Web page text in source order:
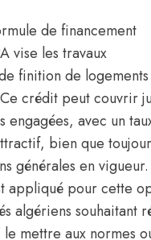
de financement
vise les travaux
finition de
crédit peut couvrir
engagées, avec un
bien que
générales en vigueur.
appliqué pour cette
algériens souhaitant
mettre aux normes